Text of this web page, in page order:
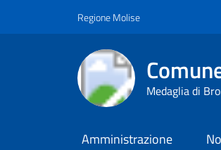
Regione Molise
Medaglia di
Amministrazione